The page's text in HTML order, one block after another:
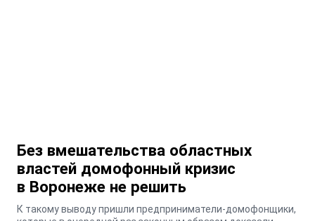
Без вмешательства областных
властей домофонный кризис
в Воронеже не решить
К такому выводу пришли предприниматели-домофонщики,